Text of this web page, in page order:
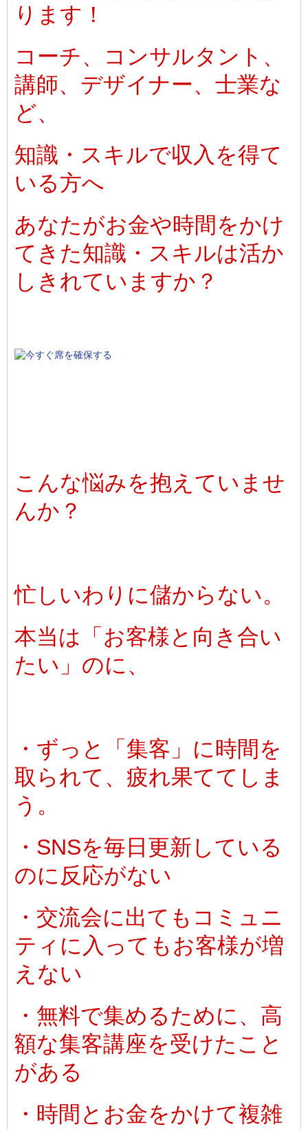
ります！
コーチ、コンサルタント、
講師、デザイナー、士業な
ど、
知識・スキルで収入を得て
いる方へ
あなたがお金や時間をかけ
てきた知識・スキルは活か
しきれていますか？
こんな悩みを抱えていませ
んか？
忙しいわりに儲からない。
本当は「お客様と向き合い
たい」のに、
・ずっと「集客」に時間を
取られて、疲れ果ててしま
う。
・SNSを毎日更新している
のに反応がない
・交流会に出てもコミュニ
ティに入ってもお客様が増
えない
・無料で集めるために、高
額な集客講座を受けたこと
がある
・時間とお金をかけて複雑